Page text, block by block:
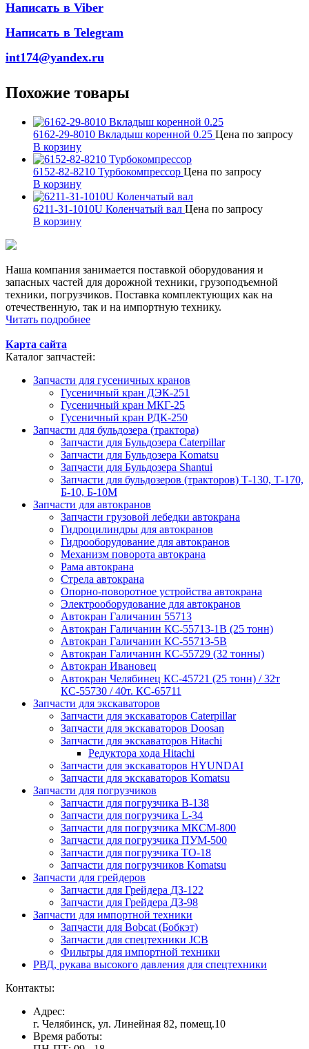
Написать в Viber
Написать в Telegram
int174@yandex.ru
Похожие товары
6162-29-8010 Вкладыш коренной 0.25 Цена по запросу
В корзину
6152-82-8210 Турбокомпрессор Цена по запросу
В корзину
6211-31-1010U Коленчатый вал Цена по запросу
В корзину
Наша компания занимается поставкой оборудования и
запасных частей для дорожной техники, грузоподъемной
техники, погрузчиков. Поставка комплектующих как на
отечественную, так и на импортную технику.
Читать подробнее
Карта сайта
Каталог запчастей:
Запчасти для гусеничных кранов
Гусеничный кран ДЭК-251
Гусеничный кран МКГ-25
Гусеничный кран РДК-250
Запчасти для бульдозера (трактора)
Запчасти для Бульдозера Caterpillar
Запчасти для Бульдозера Komatsu
Запчасти для Бульдозера Shantui
Запчасти для бульдозеров (тракторов) Т-130, Т-170,
Б-10, Б-10М
Запчасти для автокранов
Запчасти грузовой лебедки автокрана
Гидроцилиндры для автокранов
Гидрооборудование для автокранов
Механизм поворота автокрана
Рама автокрана
Стрела автокрана
Опорно-поворотное устройства автокрана
Электрооборудование для автокранов
Автокран Галичанин 55713
Автокран Галичанин КС-55713-1В (25 тонн)
Автокран Галичанин КС-55713-5В
Автокран Галичанин КС-55729 (32 тонны)
Автокран Ивановец
Автокран Челябинец КС-45721 (25 тонн) / 32т
КС-55730 / 40т. КС-65711
Запчасти для экскаваторов
Запчасти для экскаваторов Caterpillar
Запчасти для экскаваторов Doosan
Запчасти для экскаваторов Hitachi
Редуктора хода Hitachi
Запчасти для экскаваторов HYUNDAI
Запчасти для экскаваторов Komatsu
Запчасти для погрузчиков
Запчасти для погрузчика B-138
Запчасти для погрузчика L-34
Запчасти для погрузчика МКСМ-800
Запчасти для погрузчика ПУМ-500
Запчасти для погрузчика ТО-18
Запчасти для погрузчиков Komatsu
Запчасти для грейдеров
Запчасти для Грейдера ДЗ-122
Запчасти для Грейдера ДЗ-98
Запчасти для импортной техники
Запчасти для Bobcat (Бобкэт)
Запчасти для спецтехники JCB
Фильтры для импортной техники
РВД, рукава высокого давления для спецтехники
Контакты:
Адрес:
г. Челябинск, ул. Линейная 82, помещ.10
Время работы: